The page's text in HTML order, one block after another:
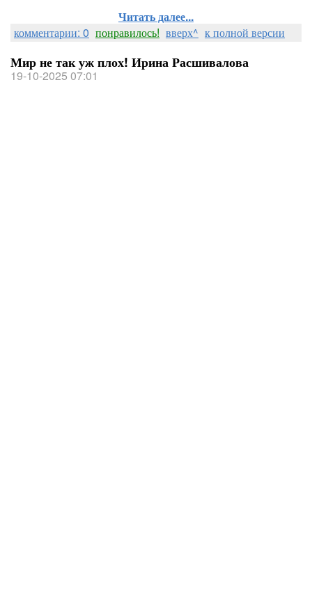
Читать далее...
комментарии: 0 понравилось! вверх^ к полной версии
Мир не так уж плох! Ирина Расшивалова
19-10-2025 07:01